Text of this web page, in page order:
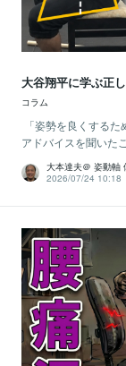
大谷翔平に学ぶ正
コラム
「姿勢を良くする
アドバイスを聞いた
大本達夫＠ 姿動軸
2026/07/24 10:18